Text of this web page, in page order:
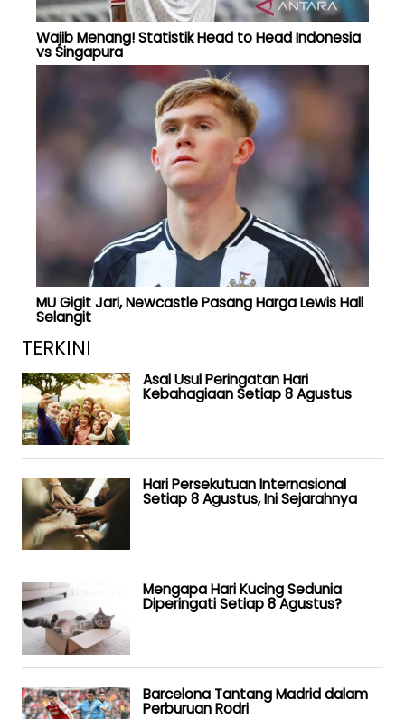
Wajib Menang! Statistik Head to Head Indonesia
vs Singapura
MU Gigit Jari, Newcastle Pasang Harga Lewis Hall
Selangit
TERKINI
Asal Usul Peringatan Hari
Kebahagiaan Setiap 8 Agustus
Hari Persekutuan Internasional
Setiap 8 Agustus, Ini Sejarahnya
Mengapa Hari Kucing Sedunia
Diperingati Setiap 8 Agustus?
Barcelona Tantang Madrid dalam
Perburuan Rodri